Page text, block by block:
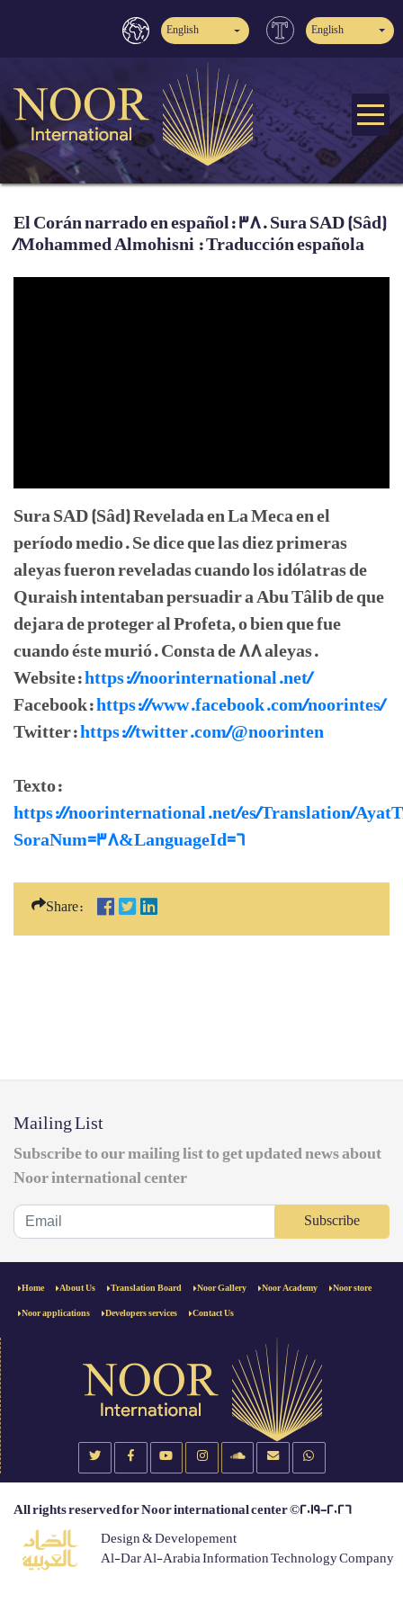
English English
El Corán narrado en español: 38. Sura SAD (Sâd)
/Mohammed Almohisni : Traducción española
Sura SAD (Sâd) Revelada en La Meca en el
período medio. Se dice que las diez primeras
aleyas fueron reveladas cuando los idólatras de
Quraish intentaban persuadir a Abu Tâlib de que
dejara de proteger al Profeta, o bien que fue
cuando éste murió. Consta de 88 aleyas.
Website:https://noorinternational.net/
Facebook:https://www.facebook.com/noorintes/
Twitter:https://twitter.com/@noorinten
Texto:
https://noorinternational.net/es/Translation/
SoraNum=38&LanguageId=6
Share:
Mailing List
Subscribe to our mailing list to get updated news about
Noor international center
Subscribe
Home About Us Translation Board Noor Gallery Noor Academy Noor store
Noor applications Developers services Contact Us
All rights reserved for Noor international center ©2019-2026
Design & Developement
Al-Dar Al-Arabia Information Technology Company